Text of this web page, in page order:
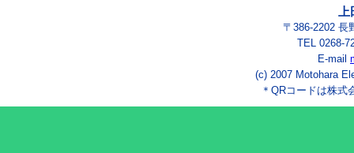
〒386-2202 長
TEL 0268-
E-mail
(c) 2007 Motohara
＊QRコードは株式